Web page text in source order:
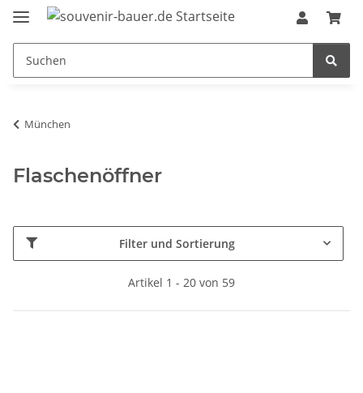
München
Flaschenöffner
Filter und Sortierung
Artikel 1 - 20 von 59